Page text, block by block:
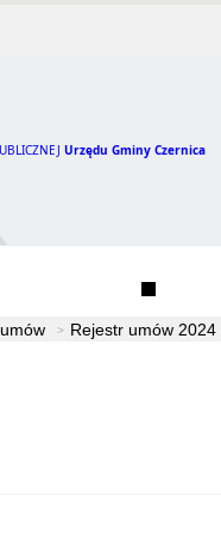
Urzędu Gminy Czernica
Rejestr umów 2024